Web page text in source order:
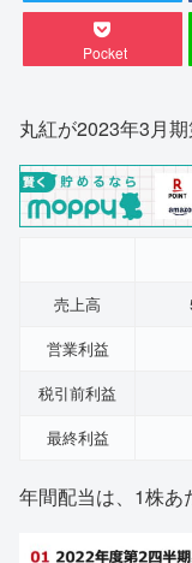
Pocket
丸紅が2023年3月
売上高
営業利益
税引前利益
最終利益
年間配当は、1株あ